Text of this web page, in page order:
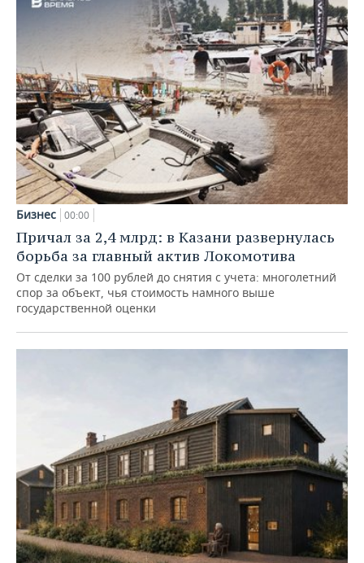
Бизнес 00:00
Причал за 2,4 млрд: в Казани развернулась
борьба за главный актив Локомотива
От сделки за 100 рублей до снятия с учета: многолетний
спор за объект, чья стоимость намного выше
государственной оценки